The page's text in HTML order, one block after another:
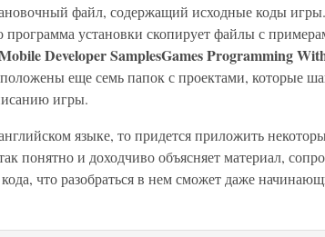
файл, содержащий исходные коды
программа установки скопирует файлы с
Developer SamplesGames Programming
еще семь папок с проектами, которые
игры.
языке, то придется приложить
понятно и доходчиво объясняет материал,
что разобраться в нем сможет даже